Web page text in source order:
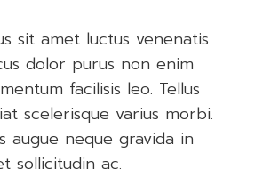
sit amet luctus venenatis
dolor purus non enim
facilisis leo. Tellus
scelerisque varius morbi.
augue neque gravida in
sollicitudin ac.